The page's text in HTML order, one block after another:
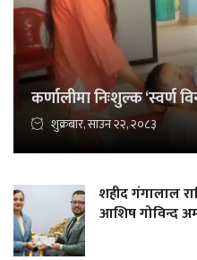
कर्णालीमा निःशुल्क ‘स्वर्ण
शुक्रबार, साउन २२, २०८३
शहीद गंगालाल
आशिष गोविन्द